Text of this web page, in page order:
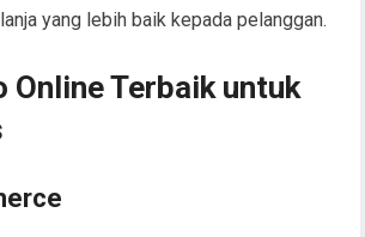
yang lebih baik kepada pelanggan.
Online Terbaik untuk